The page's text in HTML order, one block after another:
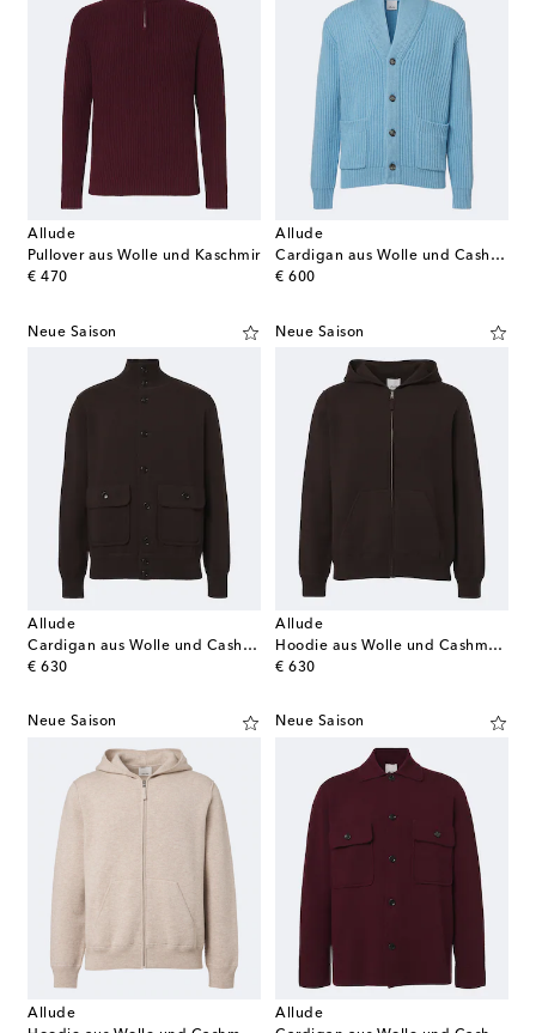
Allude
Pullover aus Wolle und Kaschmir
€ 470
original price
Allude
Cardigan aus Wolle und Cashmere
€ 600
original price
Neue Saison
Allude
Cardigan aus Wolle und Cashmere
€ 630
original price
Neue Saison
Allude
Hoodie aus Wolle und Cashmere
€ 630
original price
Neue Saison
Allude
Neue Saison
Allude